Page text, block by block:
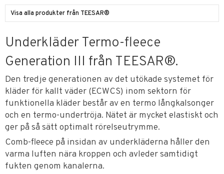
Visa alla produkter från TEESAR®
Underkläder Termo-fleece
Generation III från TEESAR®.
Den tredje generationen av det utökade systemet för
kläder för kallt väder (ECWCS) inom sektorn för
funktionella kläder består av en termo långkalsonger
och en termo-undertröja. Nätet är mycket elastiskt och
ger på så sätt optimalt rörelseutrymme.
Comb-fleece på insidan av underkläderna håller den
varma luften nära kroppen och avleder samtidigt
fukten genom kanalerna.